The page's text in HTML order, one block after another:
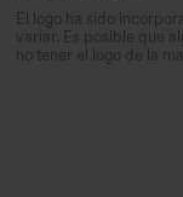
El logo ha sido
variar. Es posible que
no tener el logo de la